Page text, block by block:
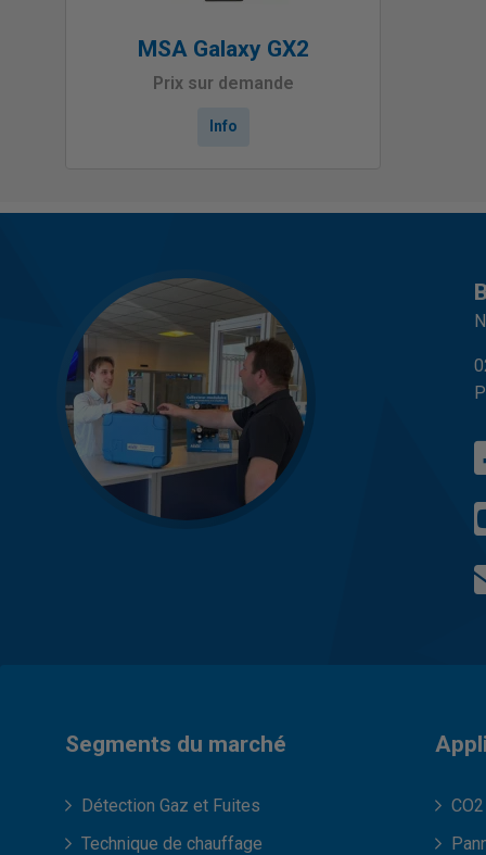
MSA Galaxy GX2
Prix sur demande
Info
Segments du marché
Détection Gaz et Fuites
Technique de chauffage